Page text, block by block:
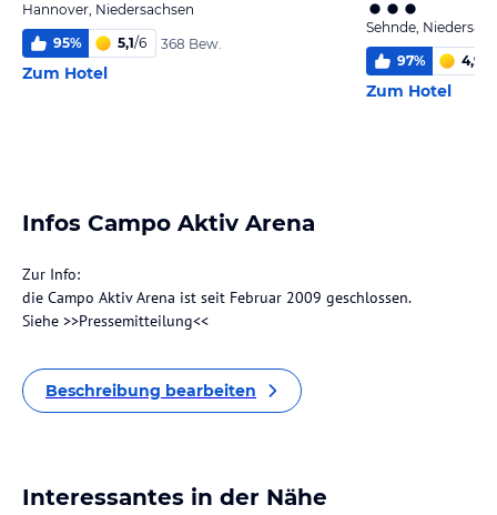
Hannover, Niedersachsen
95% 5,1/6 368 Bew.
Zum Hotel
Sehnde,
97% 4,9
Zum Hotel
Infos Campo Aktiv Arena
Zur Info:
die Campo Aktiv Arena ist seit Februar 2009 geschlossen.
Siehe >>Pressemitteilung<<
Beschreibung bearbeiten
Interessantes in der Nähe